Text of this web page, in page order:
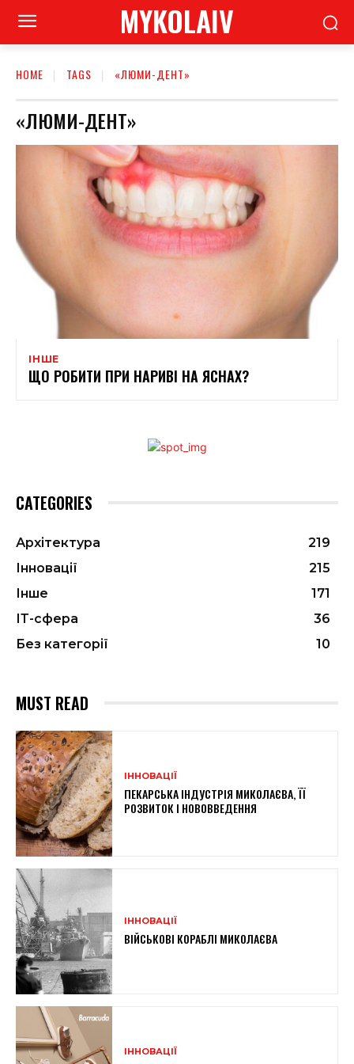
MYKOLAIV
HOME TAGS «ЛЮМИ-ДЕНТ»
«ЛЮМИ-ДЕНТ»
ІНШЕ
ЩО РОБИТИ ПРИ НАРИВІ НА ЯСНАХ?
CATEGORIES
Архітектура
219
Інновації
215
Інше
171
ІТ-сфера
36
Без категорії
10
MUST READ
ІННОВАЦІЇ
ПЕКАРСЬКА ІНДУСТРІЯ МИКОЛАЄВА, ЇЇ
РОЗВИТОК І НОВОВВЕДЕННЯ
ІННОВАЦІЇ
ВІЙСЬКОВІ КОРАБЛІ МИКОЛАЄВА
ІННОВАЦІЇ